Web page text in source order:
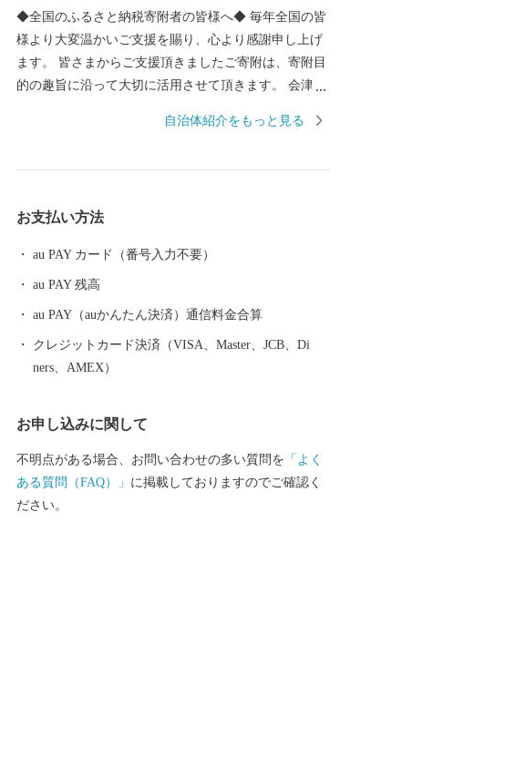
◆全国のふるさと納税寄附者の皆様へ◆ 毎年全国の皆
様より大変温かいご支援を賜り、心より感謝申し上げ
ます。 皆さまからご支援頂きましたご寄附は、寄附目
的の趣旨に沿って大切に活用させて頂きます。 会津坂
資源に囲まれた稲づくりの盛んな町です。 主に米・馬
田んぼで育てたコシヒカリなど銘柄米は、甘み・食感
ください。 また、大人お洒落な名刺入れなど馬の革を
使った製品も他ではなかなか手に入らない逸品揃いで
ります。 濃厚クリーミィでミルキーなヨーグルトや、
自治体紹介をもっと見る
お支払い方法
au PAY カード（番号入力不要）
au PAY 残高
au PAY（auかんたん決済）通信料金合算
クレジットカード決済（VISA、Master、JCB、Di
ners、AMEX）
お申し込みに関して
不明点がある場合、お問い合わせの多い質問を 「よく
ある質問（FAQ）」 に掲載しておりますのでご確認く
ださい。